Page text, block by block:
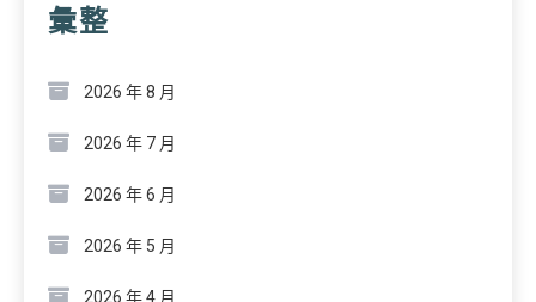
彙整
2026 年 8 月
2026 年 7 月
2026 年 6 月
2026 年 5 月
2026 年 4 月